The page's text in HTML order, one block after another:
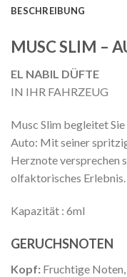
BESCHREIBUNG
MUSC SLIM –
EL NABIL DÜFTE
IN IHR FAHRZEUG
Musc Slim begleitet
Auto: Mit seiner
Herznote versprechen
olfaktorisches Erlebnis.
Kapazität : 6ml
GERUCHSNOTEN
Kopf: Fruchtige